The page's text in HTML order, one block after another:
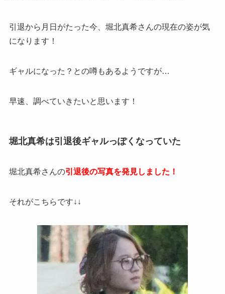
引退から月日がたった今、堀北真希さんの現在の姿が気
になります！
ギャルになった？との噂もあるようですが…
早速、調べていきたいと思います！
堀北真希は引退後ギャルっぽくなっていた
堀北真希さんの引退後の写真を発見しました！
それがこちらです↓↓